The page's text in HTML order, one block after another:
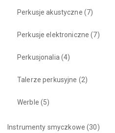
Perkusje akustyczne (7)
Perkusje elektroniczne (7)
Perkusjonalia (4)
Talerze perkusyjne (2)
Werble (5)
Instrumenty smyczkowe (30)